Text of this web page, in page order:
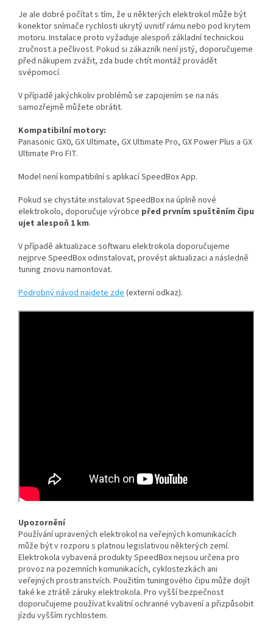
Je ale dobré počítat s tím, že u některých elektrokol může být
konektor snímače rychlosti ukrytý uvnitř rámu nebo pod krytem
motoru. Instalace proto vyžaduje alespoň základní technickou
zručnost a pečlivost. Pokud si zákazník není jistý, doporučujeme
před nákupem zvážit, zda bude chtít montáž provádět
svépomocí.
V případě jakýchkoliv problémů se zapojením se na nás
samozřejmě můžete obrátit.
Kompatibilní motory:
Panasonic GX0, GX Ultimate, GX Ultimate Pro, GX Power Plus a GX
Ultimate Pro FIT.
Model není kompatibilní s aplikací SpeedBox App.
Pokud se chystáte instalovat SpeedBox na úplně nové
elektrokolo, doporučuje výrobce před prvním spuštěním čipu
ujet alespoň 1 km.
V případě aktualizace softwaru elektrokola doporučujeme
nejprve SpeedBox odinstalovat, provést aktualizaci a následně
tuning znovu namontovat.
Podrobný návod najdete zde (externí odkaz).
Upozornění
Používání upravených elektrokol na veřejných komunikacích
může být v rozporu s platnou legislativou některých zemí.
Elektrokola vybavená produkty SpeedBox nejsou určena pro
provoz na pozemních komunikacích, cyklostezkách ani
veřejných prostranstvích. Použitím tuningového čipu může dojít
také ke ztrátě záruky elektrokola. Pro vyšší bezpečnost
doporučujeme používat kvalitní ochranné vybavení a přizpůsobit
jízdu vyšším rychlostem.